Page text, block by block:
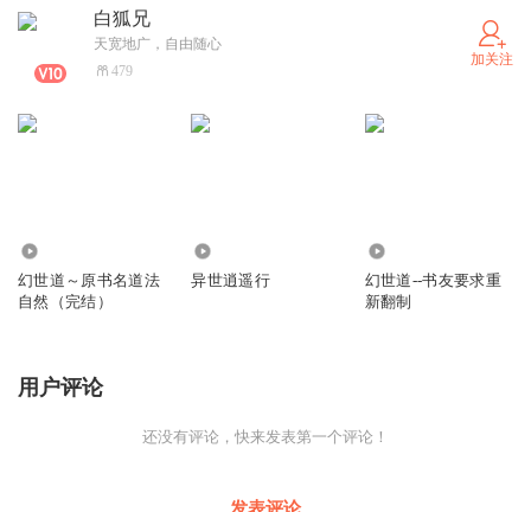
白狐兄
天宽地广，自由随心
479
加关注
幻世道～原书名道法
自然（完结）
异世逍遥行
幻世道--书友要求重
新翻制
用户评论
还没有评论，快来发表第一个评论！
发表评论